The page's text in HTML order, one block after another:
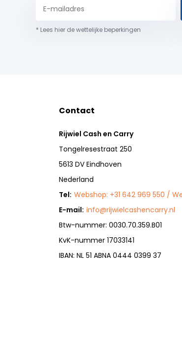
* Lees hier de wettelijke beperkingen
Contact
Rijwiel Cash en Carry
Tongelresestraat 250
5613 DV Eindhoven
Nederland
Tel: Webshop: +31 642 969 550 /
E-mail: info@rijwielcashencarry.nl
Btw-nummer: 0030.70.359.B01
KvK-nummer 17033141
IBAN: NL 51 ABNA 0444 0399 37